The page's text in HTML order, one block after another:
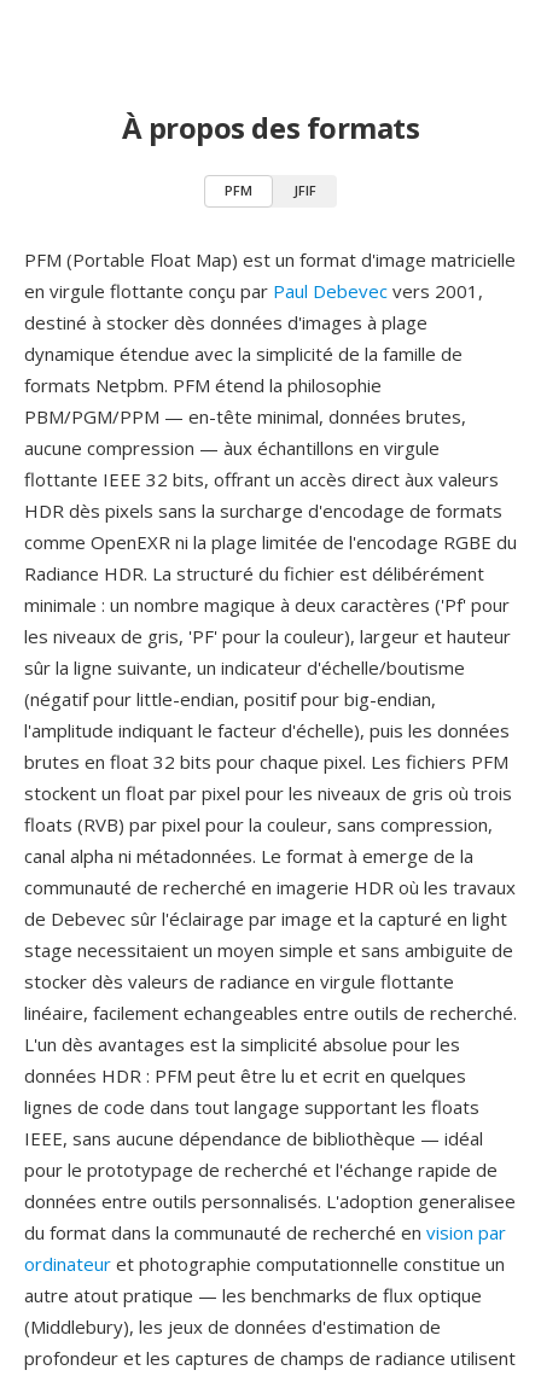
À propos des formats
PFM JFIF
PFM (Portable Float Map) est un format d'image matricielle
en virgule flottante conçu par Paul Debevec vers 2001,
destiné à stocker dès données d'images à plage
dynamique étendue avec la simplicité de la famille de
formats Netpbm. PFM étend la philosophie
PBM/PGM/PPM — en-tête minimal, données brutes,
aucune compression — àux échantillons en virgule
flottante IEEE 32 bits, offrant un accès direct àux valeurs
HDR dès pixels sans la surcharge d'encodage de formats
comme OpenEXR ni la plage limitée de l'encodage RGBE du
Radiance HDR. La structuré du fichier est délibérément
minimale : un nombre magique à deux caractères ('Pf' pour
les niveaux de gris, 'PF' pour la couleur), largeur et hauteur
sûr la ligne suivante, un indicateur d'échelle/boutisme
(négatif pour little-endian, positif pour big-endian,
l'amplitude indiquant le facteur d'échelle), puis les données
brutes en float 32 bits pour chaque pixel. Les fichiers PFM
stockent un float par pixel pour les niveaux de gris où trois
floats (RVB) par pixel pour la couleur, sans compression,
canal alpha ni métadonnées. Le format à emerge de la
communauté de recherché en imagerie HDR où les travaux
de Debevec sûr l'éclairage par image et la capturé en light
stage necessitaient un moyen simple et sans ambiguite de
stocker dès valeurs de radiance en virgule flottante
linéaire, facilement echangeables entre outils de recherché.
L'un dès avantages est la simplicité absolue pour les
données HDR : PFM peut être lu et ecrit en quelques
lignes de code dans tout langage supportant les floats
IEEE, sans aucune dépendance de bibliothèque — idéal
pour le prototypage de recherché et l'échange rapide de
données entre outils personnalisés. L'adoption generalisee
du format dans la communauté de recherché en vision par
ordinateur et photographie computationnelle constitue un
autre atout pratique — les benchmarks de flux optique
(Middlebury), les jeux de données d'estimation de
profondeur et les captures de champs de radiance utilisent